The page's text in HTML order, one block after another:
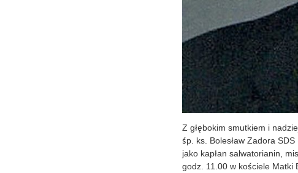
Z głębokim smutkiem i
śp. ks. Bolesław Zadora
jako kapłan salwatorianin,
godz. 11.00 w kościele Matki